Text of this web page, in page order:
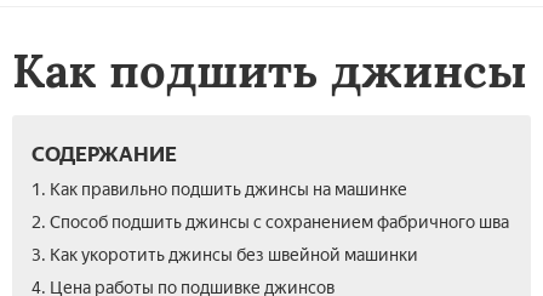
Как подшить джинсы
СОДЕРЖАНИЕ
1. Как правильно подшить джинсы на машинке
2. Способ подшить джинсы с сохранением фабричного шва
3. Как укоротить джинсы без швейной машинки
4. Цена работы по подшивке джинсов